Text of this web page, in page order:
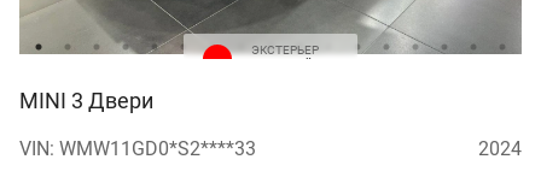
ЭКСТЕРЬЕР
MINI 3 Двери
VIN: WMW11GD0*S2****33 2024